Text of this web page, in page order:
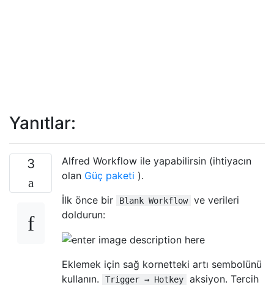
Yanıtlar:
3
Alfred Workflow ile yapabilirsin (ihtiyacın
olan Güç paketi ).
İlk önce bir
Blank Workflow
ve verileri
doldurun:
Eklemek için sağ kornetteki artı sembolünü
kullanın.
Trigger → Hotkey
aksiyon. Tercih